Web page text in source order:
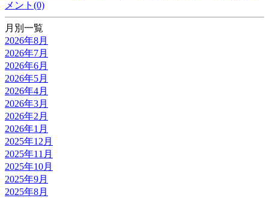
メント(0)
月別一覧
2026年8月
2026年7月
2026年6月
2026年5月
2026年4月
2026年3月
2026年2月
2026年1月
2025年12月
2025年11月
2025年10月
2025年9月
2025年8月